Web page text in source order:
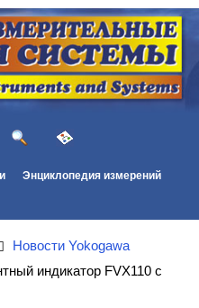
Энциклопедия измерений
Новости Yokogawa
индикатор FVX110 с